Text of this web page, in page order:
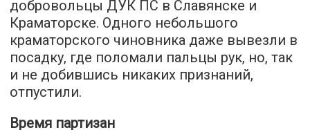
добровольцы ДУК ПС в Славянске и
Краматорске. Одного небольшого
краматорского чиновника даже вывезли в
посадку, где поломали пальцы рук, но, так
и не добившись никаких признаний,
отпустили.
Время партизан